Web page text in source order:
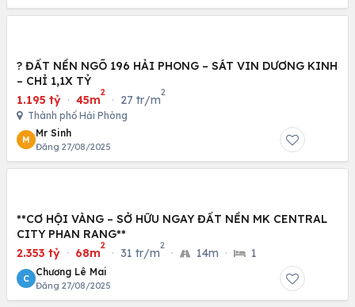
? ĐẤT NỀN NGÕ 196 HẢI PHONG – SÁT VIN DƯƠNG KINH
– CHỈ 1,1X TỶ
1.195 tỷ · 45m
2
· 27 tr/m
2
Thành phố Hải Phòng
M
Mr Sinh
Đăng 27/08/2025
**CƠ HỘI VÀNG – SỞ HỮU NGAY ĐẤT NỀN MK CENTRAL
CITY PHAN RANG**
2.353 tỷ · 68m
2
· 31 tr/m
2
· 14m · 1
C
Chương Lê Mai
Đăng 27/08/2025